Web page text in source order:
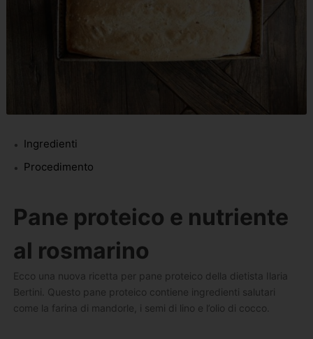
Ingredienti
Procedimento
Pane proteico e nutriente
al rosmarino
Ecco una nuova ricetta per pane proteico della dietista Ilaria
Bertini. Questo pane proteico contiene ingredienti salutari
come la farina di mandorle, i semi di lino e l’olio di cocco.